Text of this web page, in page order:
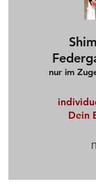
nur im
Dein